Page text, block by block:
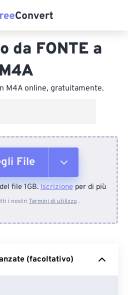
da FONTE a
M4A
M4A online, gratuitamente.
File
dispositivo
Drive
file 1GB.Iscrizioneper di più
i nostri Termini di utilizzo .
(facoltativo)